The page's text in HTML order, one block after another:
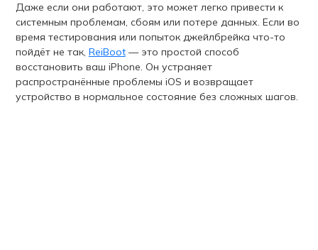
Даже если они работают, это может легко привести к
системным проблемам, сбоям или потере данных. Если во
время тестирования или попыток джейлбрейка что-то
пойдёт не так, ReiBoot— это простой способ
восстановить ваш iPhone. Он устраняет
распространённые проблемы iOS и возвращает
устройство в нормальное состояние без сложных шагов.